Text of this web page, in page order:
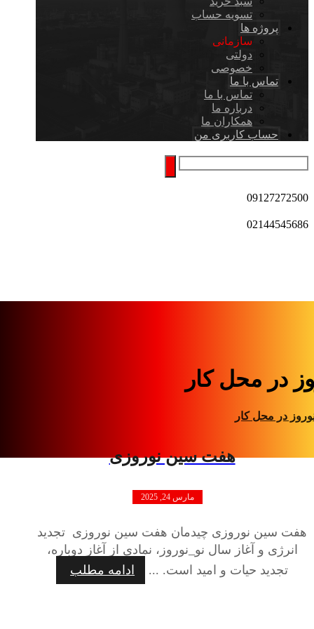
تسویه حساب
پروژه ها
سازمانی
دولتی
خصوصی
تماس با ما
تماس با ما
درباره ما
همکاران ما
حساب کاربری من
09127272500
02144545686
در محل کار
در محل کار
هفت سین نوروزی
مارس 24, 2025
هفت سین نوروزی چیدمان هفت سین نوروزی تجدید
انرژی و آغاز سال نو_نوروز، نمادی از آغاز دوباره،
تجدید حیات و امید است. ...
ادامه مطلب